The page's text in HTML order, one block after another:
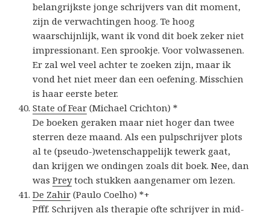
belangrijkste jonge schrijvers van dit moment,
zijn de verwachtingen hoog. Te hoog
waarschijnlijk, want ik vond dit boek zeker niet
impressionant. Een sprookje. Voor volwassenen.
Er zal wel veel achter te zoeken zijn, maar ik
vond het niet meer dan een oefening. Misschien
is haar eerste beter.
State of Fear (Michael Crichton) *
De boeken geraken maar niet hoger dan twee
sterren deze maand. Als een pulpschrijver plots
al te (pseudo-)wetenschappelijk tewerk gaat,
dan krijgen we ondingen zoals dit boek. Nee, dan
wasPreytoch stukken aangenamer om lezen.
De Zahir (Paulo Coelho) *+
Pfff. Schrijven als therapie ofte schrijver in mid-